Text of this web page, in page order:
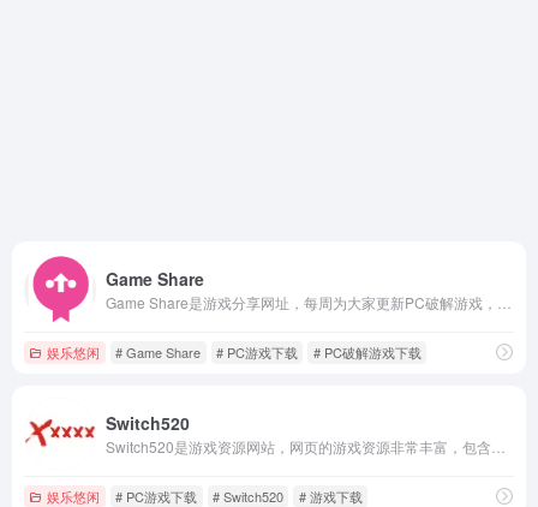
Game Share
娱乐悠闲 # Game Share # PC游戏下载 # PC破解游戏下载
Switch520
娱乐悠闲 # PC游戏下载 # Switch520 # 游戏下载